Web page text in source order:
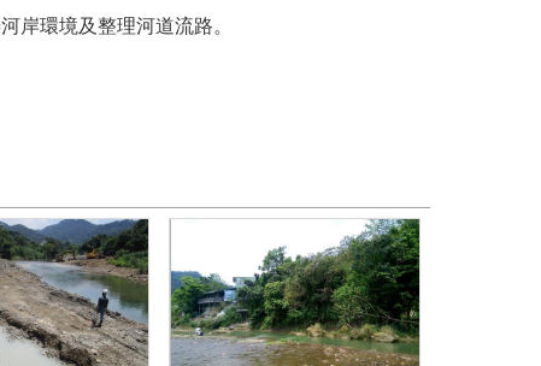
岸環境及整理河道流路。